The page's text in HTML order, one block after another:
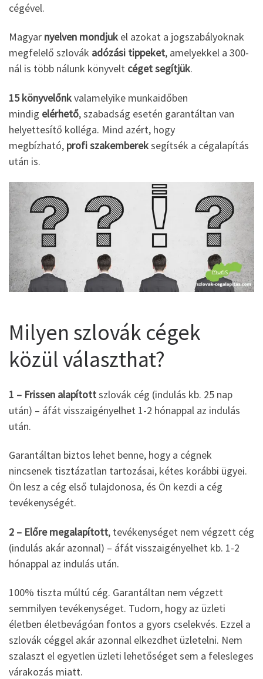
cégével.
Magyar nyelven mondjuk el azokat a jogszabályoknak
megfelelő szlovák adózási tippeket, amelyekkel a 300-
nál is több nálunk könyvelt céget segítjük.
15 könyvelőnkvalamelyike munkaidőben
mindig elérhető, szabadság esetén garantáltan van
helyettesítő kolléga. Mind azért, hogy
megbízható, profi szakembereksegítsék a cégalapítás
után is.
Milyen szlovák cégek
közül választhat?
1 – Frissen alapítottszlovák cég (indulás kb. 25 nap
után) – áfát visszaigényelhet 1-2 hónappal az indulás
után.
Garantáltan biztos lehet benne, hogy a cégnek
nincsenek tisztázatlan tartozásai, kétes korábbi ügyei.
Ön lesz a cég első tulajdonosa, és Ön kezdi a cég
tevékenységét.
2 – Előre megalapított, tevékenységet nem végzett cég
(indulás akár azonnal) – áfát visszaigényelhet kb. 1-2
hónappal az indulás után.
100% tiszta múltú cég. Garantáltan nem végzett
semmilyen tevékenységet. Tudom, hogy az üzleti
életben életbevágóan fontos a gyors cselekvés. Ezzel a
szlovák céggel akár azonnal elkezdhet üzletelni. Nem
szalaszt el egyetlen üzleti lehetőséget sem a felesleges
várakozás miatt.